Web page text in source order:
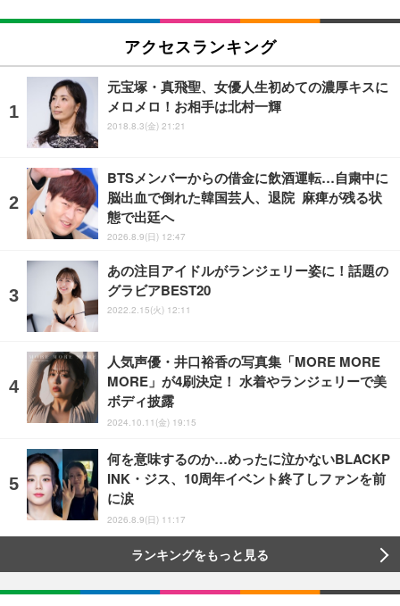
アクセスランキング
元宝塚・真飛聖、女優人生初めての濃厚キスに
メロメロ！お相手は北村一輝
2018.8.3(金) 21:21
BTSメンバーからの借金に飲酒運転…自粛中に
脳出血で倒れた韓国芸人、退院 麻痺が残る状
態で出廷へ
2026.8.9(日) 12:47
あの注目アイドルがランジェリー姿に！話題の
グラビアBEST20
2022.2.15(火) 12:11
人気声優・井口裕香の写真集「MORE MORE
MORE」が4刷決定！ 水着やランジェリーで美
ボディ披露
2024.10.11(金) 19:15
何を意味するのか…めったに泣かないBLACKP
INK・ジス、10周年イベント終了しファンを前
に涙
2026.8.9(日) 11:17
ランキングをもっと見る